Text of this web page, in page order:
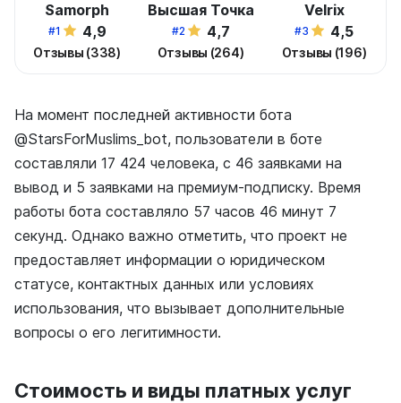
Samorph
#1 4,9
Отзывы (338)
Высшая Точка
#2 4,7
Отзывы (264)
Velrix
#3 4,5
Отзывы (196)
На момент последней активности бота
@StarsForMuslims_bot, пользователи в боте
составляли 17 424 человека, с 46 заявками на
вывод и 5 заявками на премиум-подписку. Время
работы бота составляло 57 часов 46 минут 7
секунд. Однако важно отметить, что проект не
предоставляет информации о юридическом
статусе, контактных данных или условиях
использования, что вызывает дополнительные
вопросы о его легитимности.
Стоимость и виды платных услуг